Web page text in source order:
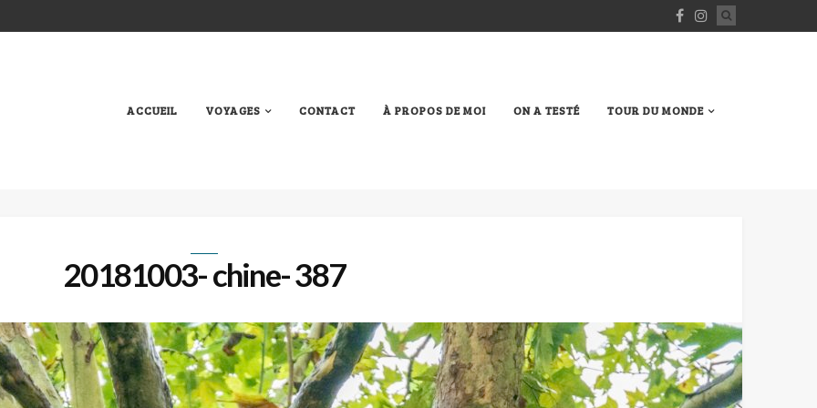
ACCUEIL VOYAGES CONTACT À PROPOS DE MOI ON A TESTÉ TOUR DU MONDE
20181003- chine- 387